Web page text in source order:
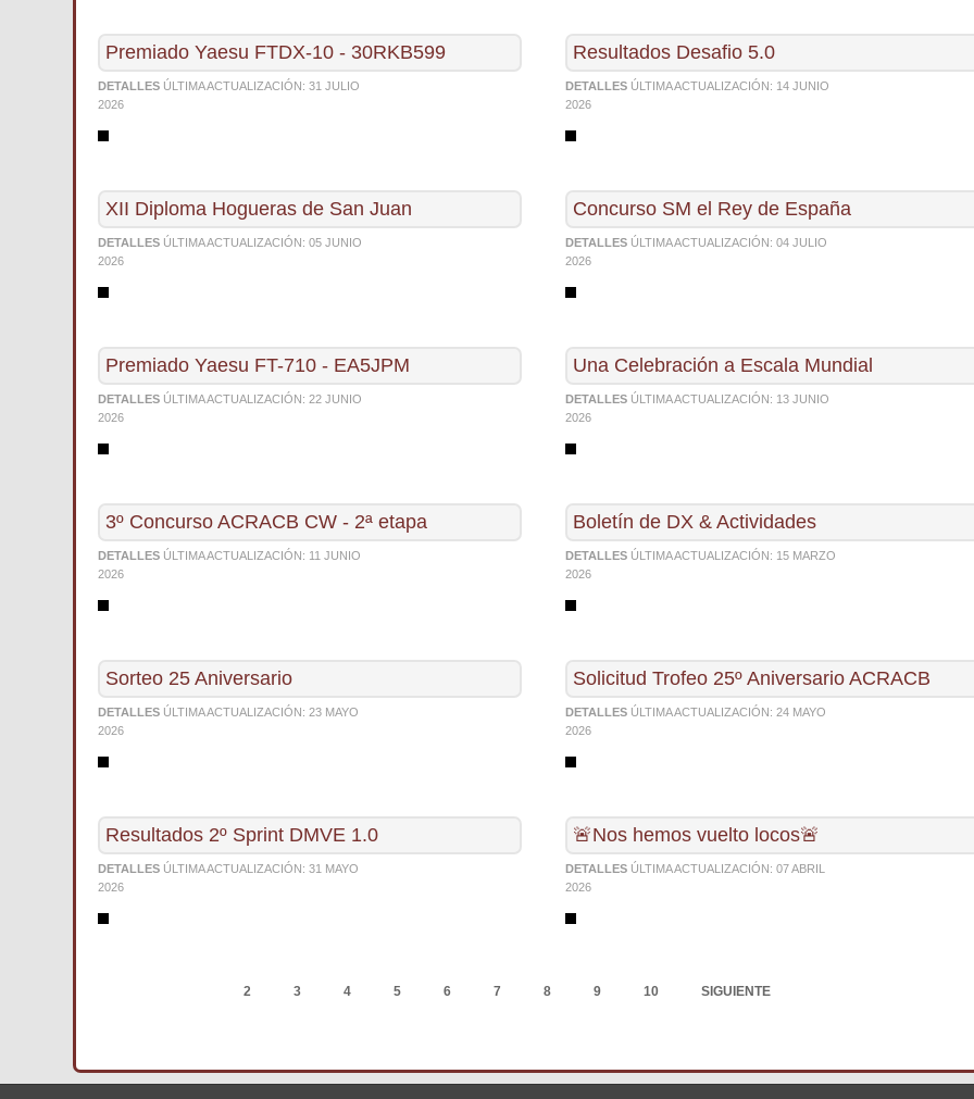
Premiado Yaesu FTDX-10 - 30RKB599
DETALLES ÚLTIMA ACTUALIZACIÓN: 31 JULIO
2026
Resultados Desafio 5.0
DETALLES ÚLTIMA ACTUALIZACIÓN: 14 JUNIO
2026
XII Diploma Hogueras de San Juan
DETALLES ÚLTIMA ACTUALIZACIÓN: 05 JUNIO
2026
Concurso SM el Rey de España
DETALLES ÚLTIMA ACTUALIZACIÓN: 04 JULIO
2026
Premiado Yaesu FT-710 - EA5JPM
DETALLES ÚLTIMA ACTUALIZACIÓN: 22 JUNIO
2026
Una Celebración a Escala Mundial
DETALLES ÚLTIMA ACTUALIZACIÓN: 13 JUNIO
2026
3º Concurso ACRACB CW - 2ª etapa
DETALLES ÚLTIMA ACTUALIZACIÓN: 11 JUNIO
2026
Boletín de DX & Actividades
DETALLES ÚLTIMA ACTUALIZACIÓN: 15 MARZO
2026
Sorteo 25 Aniversario
DETALLES ÚLTIMA ACTUALIZACIÓN: 23 MAYO
2026
Solicitud Trofeo 25º Aniversario ACRACB
DETALLES ÚLTIMA ACTUALIZACIÓN: 24 MAYO
2026
Resultados 2º Sprint DMVE 1.0
DETALLES ÚLTIMA ACTUALIZACIÓN: 31 MAYO
2026
🚨Nos hemos vuelto locos🚨
DETALLES ÚLTIMA ACTUALIZACIÓN: 07 ABRIL
2026
2 3 4 5 6 7 8 9 10 SIGUIENTE